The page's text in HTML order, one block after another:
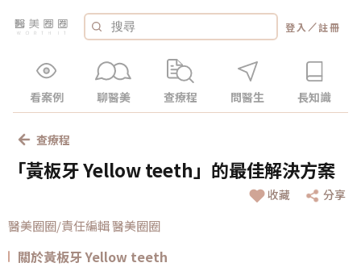
登入 ／註冊
看案例 聊醫美 查療程 問醫生 長知識
查療程
「黃板牙 Yellow teeth」的最佳解決方案
收藏 分享
醫美圈圈/責任編輯 醫美圈圈
關於黃板牙 Yellow teeth